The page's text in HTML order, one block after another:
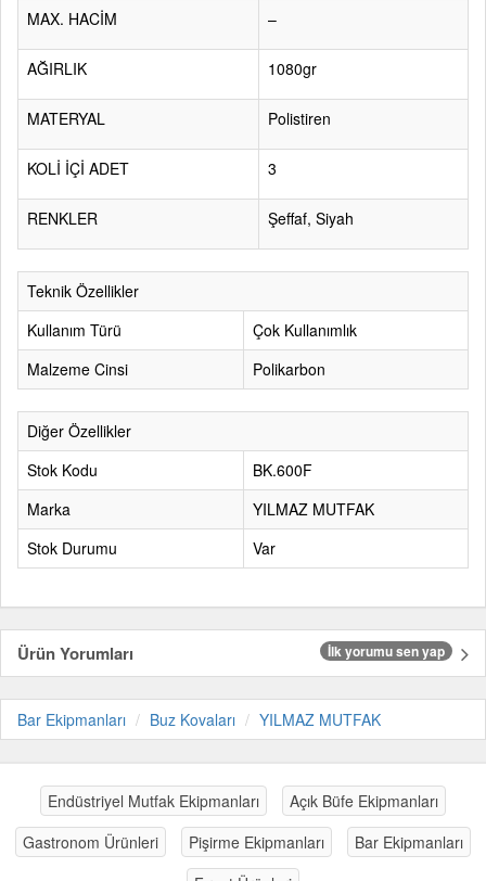
MAX. HACİM –
AĞIRLIK 1080gr
MATERYAL Polistiren
KOLİ İÇİ ADET 3
RENKLER Şeffaf, Siyah
Teknik Özellikler
Kullanım Türü
Çok Kullanımlık
Malzeme Cinsi
Polikarbon
Diğer Özellikler
Stok Kodu
BK.600F
Marka
YILMAZ MUTFAK
Stok Durumu
Var
Ürün Yorumları İlk yorumu sen yap
Bar Ekipmanları Buz Kovaları YILMAZ MUTFAK
Endüstriyel Mutfak Ekipmanları
Açık Büfe Ekipmanları
Gastronom Ürünleri
Pişirme Ekipmanları
Bar Ekipmanları